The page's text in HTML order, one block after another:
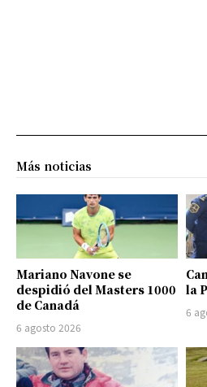
Más noticias
Mariano Navone se
despidió del Masters 1000
de Canadá
6 agosto 2026
la
6